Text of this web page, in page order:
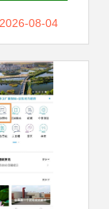
设方案08-04